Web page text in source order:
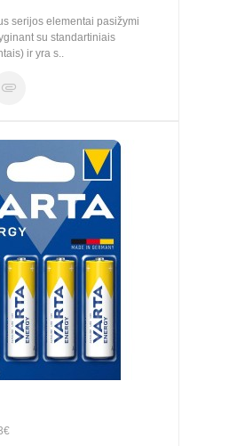
serijos elementai pasižymi
su standartiniais
ir yra s..